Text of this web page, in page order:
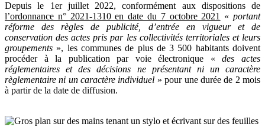
Depuis le 1er juillet 2022, conformément aux dispositions de
l’ordonnance n° 2021-1310 en date du 7 octobre 2021
«portant
réforme des règles de publicité, d’entrée en vigueur et de
conservation des actes pris par les collectivités territoriales et leurs
groupements », les communes de plus de 3 500 habitants doivent
procéder à la publication par voie électronique «des actes
réglementaires et des décisions ne présentant ni un caractère
règlementaire ni un caractère individuel » pour une durée de 2 mois
à partir de la date de diffusion.